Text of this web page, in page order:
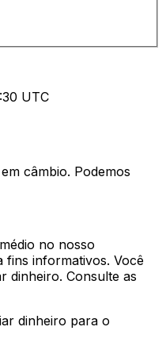
UTC
câmbio. Podemos
no nosso
fins informativos. Você
dinheiro. Consulte as
dinheiro para o